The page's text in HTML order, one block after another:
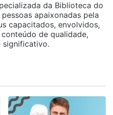
da Biblioteca do
apaixonadas pela
capacitados, envolvidos,
de qualidade,
significativo.